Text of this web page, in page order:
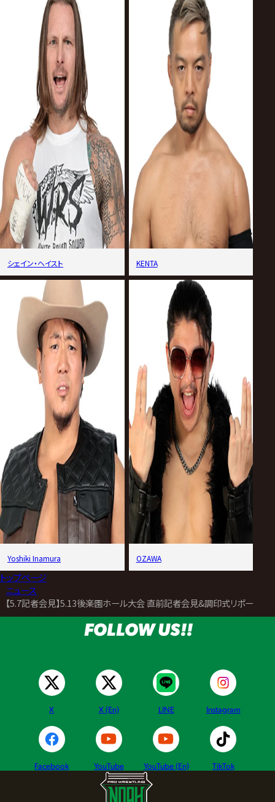
シェイン・ヘイスト KENTA
Yoshiki Inamura OZAWA
トップページ
ニュース
【5.7記者会見】5.13後楽園ホール大会 直前記者会見&調印式リポート
FOLLOW US!!
X X (En) LINE Instagram
Facebook YouTube YouTube (En) TikTok